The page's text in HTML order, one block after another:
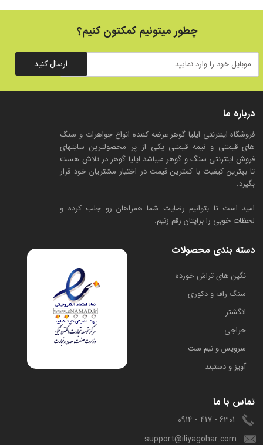
درباره ما
فروشگاه اینترنتی ایلیا گوهر عرضه کننده انواع جواهرات و سنگ
های قیمتی و نیمه قیمتی یکی از پر محصولترین سایتهای
فروش اینترنتی سنگ و گوهر میباشد ایلیا گوهر در تلاش هست
تا بهترین کیفیت با کمترین قیمت در اختیار مشتریان خود قرار
بگیرد.
امید است تا بتوانیم رضایت شما همراهان رو جلب کرده و
لحظات خوبی را برایتان رقم زنیم.
دسته بندی محصولات
​نگین های تراش خورده
سنگ راف و دکوری
انگشتر
حراجی
سرویس و نیم ست
آویز و دستبند
تماس با ما
6301 - 417 - 0914
support@iliyagohar.com
چطور میتونیم کمکتون کنیم؟
ارسال کنید